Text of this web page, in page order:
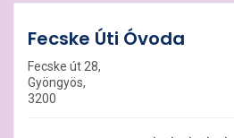
Fecske Úti Óvoda
Fecske út 28,
Gyöngyös,
3200